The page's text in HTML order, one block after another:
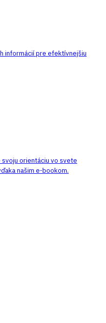
informácií pre efektívnejšiu
orientáciu vo svete
našim e-bookom.